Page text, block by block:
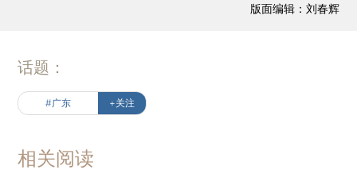
版面编辑：刘春辉
话题：
#广东 +关注
相关阅读